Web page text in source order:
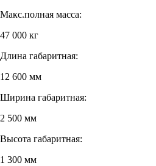
Макс.полная масса:
47 000 кг
Длина габаритная:
12 600 мм
Ширина габаритная:
2 500 мм
Высота габаритная:
1 300 мм